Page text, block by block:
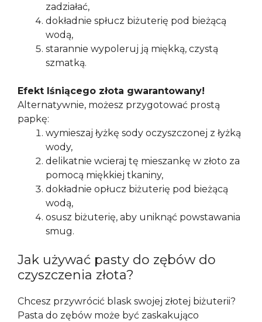
zadziałać,
dokładnie spłucz biżuterię pod bieżącą
wodą,
starannie wypoleruj ją miękką, czystą
szmatką.
Efekt lśniącego złota gwarantowany!
Alternatywnie, możesz przygotować prostą
papkę:
wymieszaj łyżkę sody oczyszczonej z łyżką
wody,
delikatnie wcieraj tę mieszankę w złoto za
pomocą miękkiej tkaniny,
dokładnie opłucz biżuterię pod bieżącą
wodą,
osusz biżuterię, aby uniknąć powstawania
smug.
Jak używać pasty do zębów do
czyszczenia złota?
Chcesz przywrócić blask swojej złotej biżuterii?
Pasta do zębów może być zaskakująco